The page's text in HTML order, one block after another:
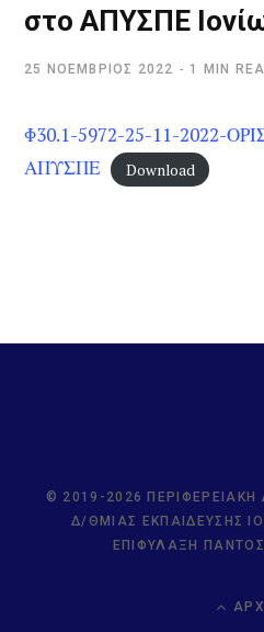
στο ΑΠΥΣΠΕ
25 ΝΟΈΜΒΡΙΟΣ 2022 1 MIN
Φ30.1-5972-25-11-2022-
ΑΠΥΣΠΕ
Download
© 2019-2026 ΠΕΡΙΦΕΡΕΙΑΚΉ
Δ/ΘΜΙΑΣ ΕΚΠΑΊΔΕΥΣΗΣ
ΕΠΙΦΎΛΑΞΗ